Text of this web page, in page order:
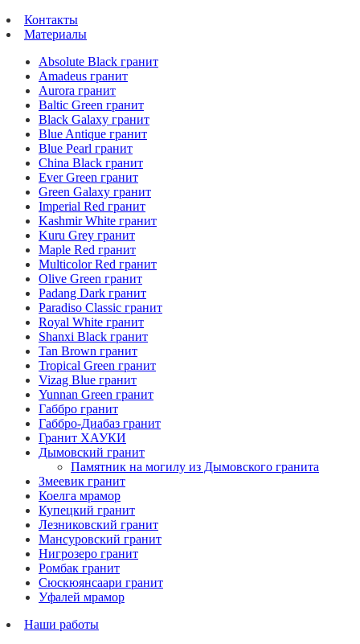
Контакты
Материалы
Absolute Black гранит
Amadeus гранит
Aurora гранит
Baltic Green гранит
Black Galaxy гранит
Blue Antique гранит
Blue Pearl гранит
China Black гранит
Ever Green гранит
Green Galaxy гранит
Imperial Red гранит
Kashmir White гранит
Kuru Grey гранит
Maple Red гранит
Multicolor Red гранит
Olive Green гранит
Padang Dark гранит
Paradiso Classic гранит
Royal White гранит
Shanxi Black гранит
Tan Brown гранит
Tropical Green гранит
Vizag Blue гранит
Yunnan Green гранит
Габбро гранит
Габбро-Диабаз гранит
Гранит ХАУКИ
Дымовский гранит
Памятник на могилу из Дымовского гранита
Змеевик гранит
Коелга мрамор
Купецкий гранит
Лезниковский гранит
Мансуровский гранит
Нигрозеро гранит
Ромбак гранит
Сюскюянсаари гранит
Уфалей мрамор
Наши работы